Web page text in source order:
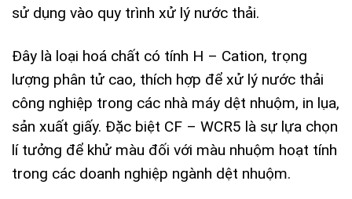
sử dụng vào quy trình xử lý nước thải.
Đây là loại hoá chất có tính H – Cation, trọng
lượng phân tử cao, thích hợp để xử lý nước thải
công nghiệp trong các nhà máy dệt nhuộm, in lụa,
sản xuất giấy. Đặc biệt CF – WCR5 là sự lựa chọn
lí tưởng để khử màu đối với màu nhuộm hoạt tính
trong các doanh nghiệp ngành dệt nhuộm.